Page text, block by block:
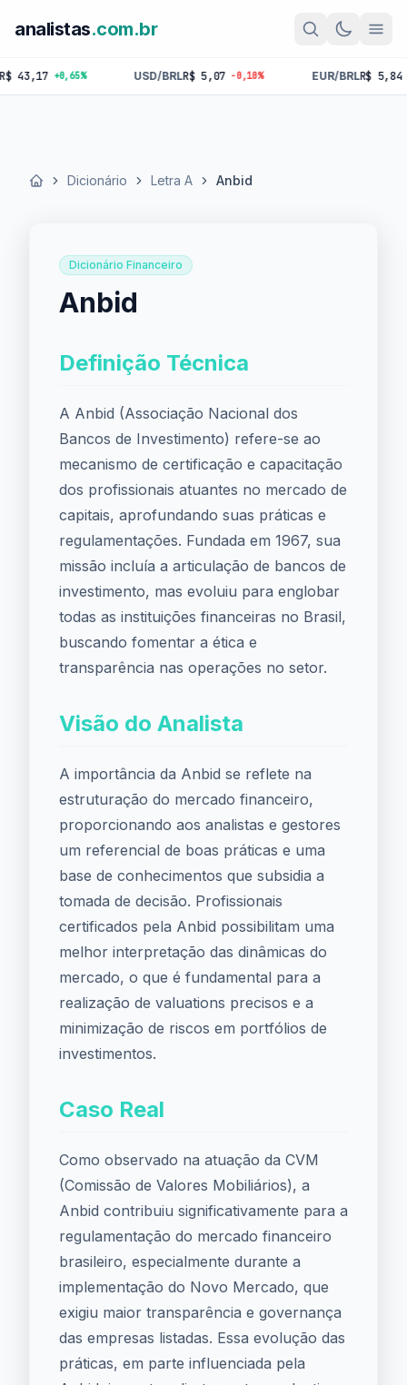
analistas.com.br
+0,65% USD/BRLR$ 5,07 -0,10% EUR/BRLR$ 5,84 -
Início Dicionário Letra A Anbid
Dicionário Financeiro
Anbid
Definição Técnica
A Anbid (Associação Nacional dos
Bancos de Investimento) refere-se ao
mecanismo de certificação e capacitação
dos profissionais atuantes no mercado de
capitais, aprofundando suas práticas e
regulamentações. Fundada em 1967, sua
missão incluía a articulação de bancos de
investimento, mas evoluiu para englobar
todas as instituições financeiras no Brasil,
buscando fomentar a ética e
transparência nas operações no setor.
Visão do Analista
A importância da Anbid se reflete na
estruturação do mercado financeiro,
proporcionando aos analistas e gestores
um referencial de boas práticas e uma
base de conhecimentos que subsidia a
tomada de decisão. Profissionais
certificados pela Anbid possibilitam uma
melhor interpretação das dinâmicas do
mercado, o que é fundamental para a
realização de valuations precisos e a
minimização de riscos em portfólios de
investimentos.
Caso Real
Como observado na atuação da CVM
(Comissão de Valores Mobiliários), a
Anbid contribuiu significativamente para a
regulamentação do mercado financeiro
brasileiro, especialmente durante a
implementação do Novo Mercado, que
exigiu maior transparência e governança
das empresas listadas. Essa evolução das
práticas, em parte influenciada pela